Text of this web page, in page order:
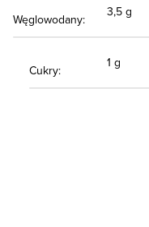
Węglowodany:
3,5 g
Cukry:
1 g